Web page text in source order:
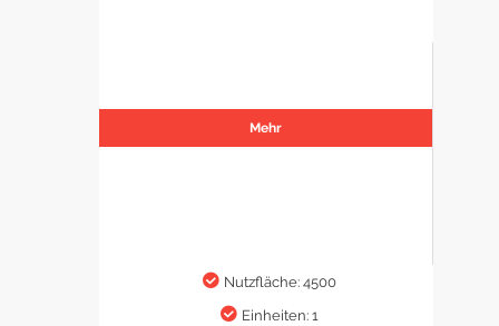
Mehr
Nutzfläche: 4500
Einheiten: 1